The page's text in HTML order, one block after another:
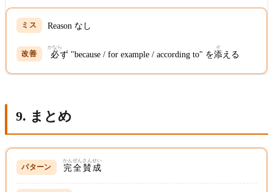
Reason なし
必
かなら
ず "because / for example / according to" を添
そ
える
9. まとめ
完
かん
全
ぜん
賛
さん
成
せい